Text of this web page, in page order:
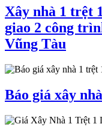
Xây nhà 1 trệt
giao 2 công
Vũng Tàu
Báo giá xây